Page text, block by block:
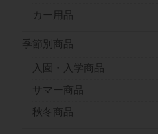
カー用品
季節別商品
入園・入学商品
サマー商品
秋冬商品